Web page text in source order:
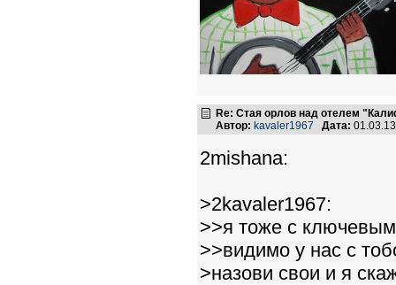
Re: Стая орлов над отелем
Автор: kavaler1967 Дата:
2mishana:
>2kavaler1967:
>>я тоже с
>>видимо у нас с
>назови свои и я